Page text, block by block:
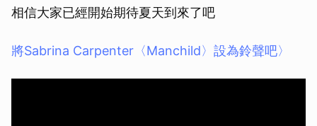
相信大家已經開始期待夏天到來了吧
將Sabrina Carpenter〈Manchild〉設為鈴聲吧〉